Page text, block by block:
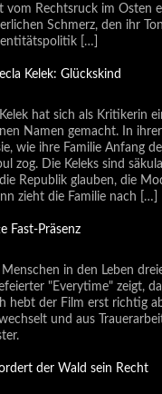
vom Rechtsruck im Osten
Schmerz, den ihr
[…]
Kelek: Glückskind
hat sich als Kritikerin
Namen gemacht. In
wie ihre Familie Anfang
zog. Die Keleks sind
Republik glauben, die
zieht die Familie nach […]
Fast-Präsenz
in den Leben
"Everytime" zeigt,
hebt der Film erst richtig
und aus
der Wald sein Recht